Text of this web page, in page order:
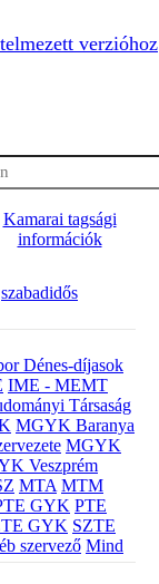
verzióhoz
Kamarai tagsági
információk
szabadidős
Dénes-díjasok
IME - MEMT
Társaság
MGYK Baranya
MGYK
Veszprém
MTA MTM
GYK PTE
GYK SZTE
szervező Mind